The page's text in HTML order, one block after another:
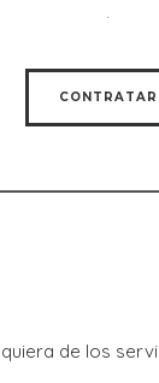
.
CONTRATAR
de los